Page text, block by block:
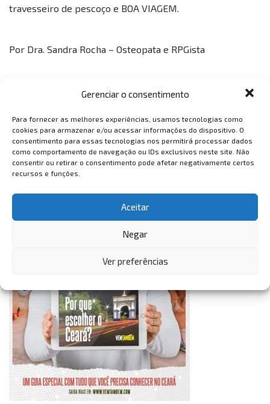
Gerenciar o consentimento
Para fornecer as melhores experiências, usamos tecnologias como
cookies para armazenar e/ou acessar informações do dispositivo. O
consentimento para essas tecnologias nos permitirá processar dados
como comportamento de navegação ou IDs exclusivos neste site. Não
consentir ou retirar o consentimento pode afetar negativamente certos
recursos e funções.
Aceitar
Negar
Ver preferências
travesseiro de pescoço e BOA VIAGEM.
Por Dra. Sandra Rocha – Osteopata e RPGista
VemTambém